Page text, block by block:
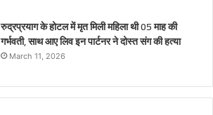
रुद्रप्रयाग के होटल में मृत मिली महिला थी 05 माह की
गर्भवती, साथ आए लिव इन पार्टनर ने दोस्त संग की हत्या
March 11, 2026